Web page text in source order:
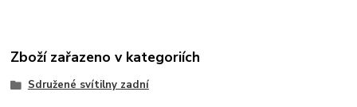
Zboží zařazeno v kategoriích
Sdružené svítilny zadní